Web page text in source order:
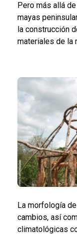
Pero más allá
mayas
la construcción
materiales de la
La morfología
cambios, así
climatológicas